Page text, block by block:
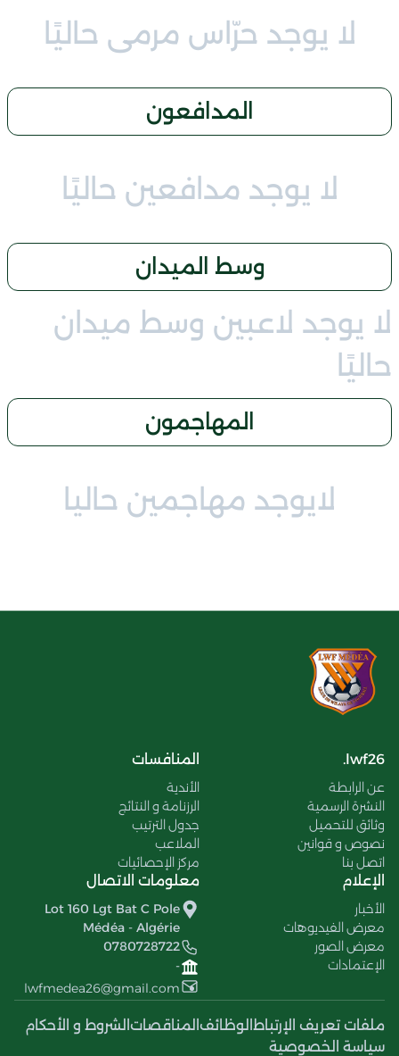
لا يوجد حرّاس مرمى حاليًا
المدافعون
لا يوجد مدافعين حاليًا
وسط الميدان
لا يوجد لاعبين وسط ميدان
حاليًا
المهاجمون
لايوجد مهاجمين حاليا
lwf26.
عن الرابطة
النشرة الرسمية
وثائق للتحميل
نصوص و قوانين
اتصل بنا
المنافسات
الأندية
الرزنامة و النتائج
جدول الترتيب
الملاعب
مركز الإحصائيات
الإعلام
الأخبار
معرض الفيديوهات
معرض الصور
الإعتمادات
معلومات الاتصال
Lot 160 Lgt Bat C Pole
Médéa - Algérie
0780728722
-
lwfmedea26@gmail.com
ملفات تعريف الإرتباط الوظائف المناقصات الشروط و الأحكام
سياسة الخصوصية